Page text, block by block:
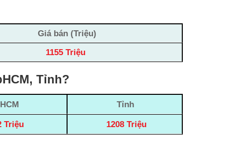
Giá bán (Triệu)
1155 Triệu
Tỉnh?
Tỉnh
Triệu 1208 Triệu